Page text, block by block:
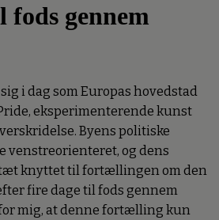
fods gennem
i dag som Europas hovedstad
eksperimenterende kunst
Byens politiske
venstreorienteret, og dens
knyttet til fortællingen om den
fire dage til fods gennem
mig, at denne fortælling kun